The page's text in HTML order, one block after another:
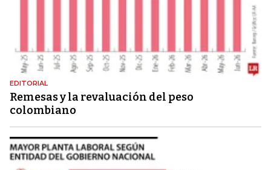
EDITORIAL
Remesas y la revaluación del peso
colombiano